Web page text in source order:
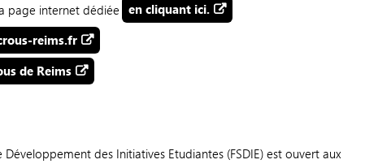
page internet dédiée en cliquant ici.
reims.fr
de Reims
des Initiatives Etudiantes (FSDIE) est ouvert aux